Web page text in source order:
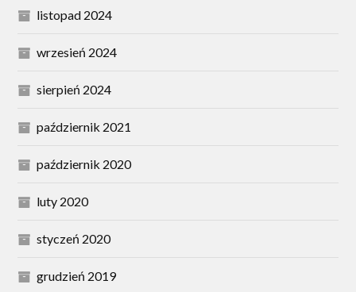
listopad 2024
wrzesień 2024
sierpień 2024
październik 2021
październik 2020
luty 2020
styczeń 2020
grudzień 2019